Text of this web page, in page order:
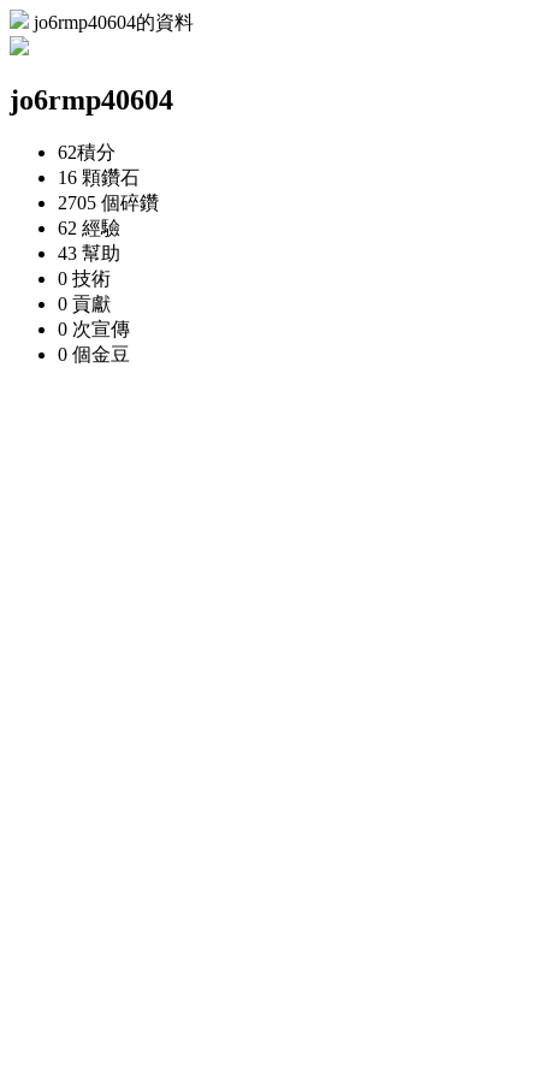
jo6rmp40604的資料
jo6rmp40604
62積分
16 顆鑽石
2705 個碎鑽
62 經驗
43 幫助
0 技術
0 貢獻
0 次宣傳
0 個金豆